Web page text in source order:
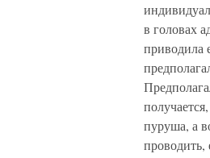
в головах
приводила
пуруша, а